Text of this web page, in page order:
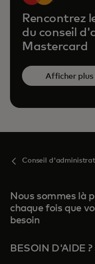
Rencontrez
du conseil
Mastercard
Afficher plus
Conseil
Nous sommes là
chaque fois que
besoin
BESOIN D'AIDE ?